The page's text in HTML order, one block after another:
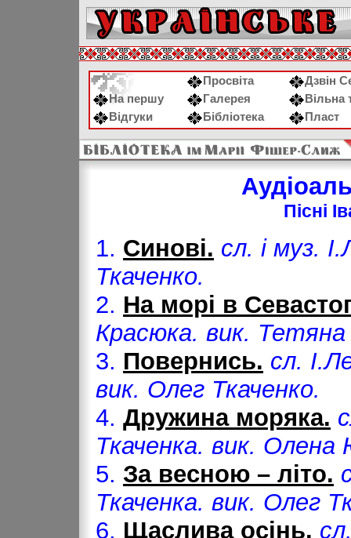
Просвіта
Дзвін
На першу
Галерея
Вільна
Відгуки
Бібліотека Пласт
Пісні
1. Синові. сл. і муз.
Ткаченко.
2. На морі в
Красюка. вик.
3. Повернись. сл.
вик. Олег Ткаченко.
4. Дружина моряка.
Ткаченка. вик. Олена
5. За весною – літо.
Ткаченка. вик. Олег
6. Щаслива осінь.